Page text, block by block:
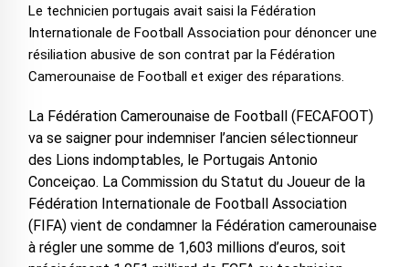
Le technicien portugais avait saisi la Fédération
Internationale de Football Association pour dénoncer une
résiliation abusive de son contrat par la Fédération
Camerounaise de Football et exiger des réparations.
La Fédération Camerounaise de Football (FECAFOOT)
va se saigner pour indemniser l’ancien sélectionneur
des Lions indomptables, le Portugais Antonio
Conceiçao. La Commission du Statut du Joueur de la
Fédération Internationale de Football Association
(FIFA) vient de condamner la Fédération camerounaise
à régler une somme de 1,603 millions d’euros, soit